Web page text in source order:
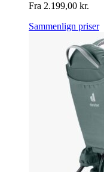
Fra 2.199,00 kr.
Sammenlign priser